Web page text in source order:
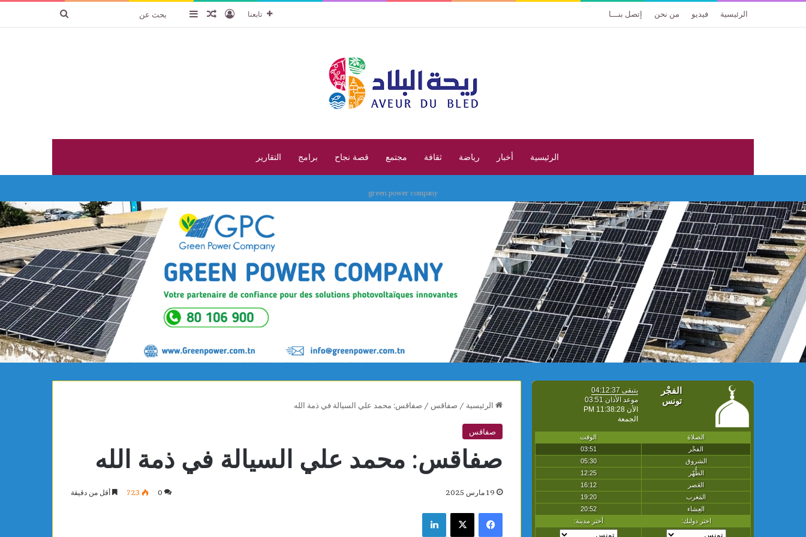
الرئيسية فيديو من نحن إتصل بنـــا تابعنا تسجيل الدخول
عنصر عشوائي
إضافة عمود جانبي
بحث
الرئيسية أخبار رياضة ثقافة مجتمع قصة نجاح برامج التقارير
green power company
الرئيسية / صفاقس / صفاقس: محمد علي السيالة في ذمة الله
صفاقس
صفاقس: محمد علي السيالة في ذمة الله
19 مارس 2025 0
723 أقل من دقيقة
فيسبوكX لينكدإن